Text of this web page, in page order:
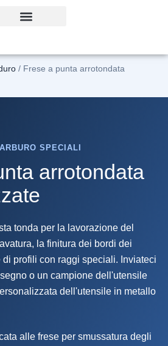
/ Frese a punta arrotondata
SPECIALI
arrotondata
tonda per la lavorazione del
la finitura dei bordi dei
profili con raggi speciali. Inviateci
o un campione dell'utensile
dell'utensile in metallo
alle frese per smussatura degli